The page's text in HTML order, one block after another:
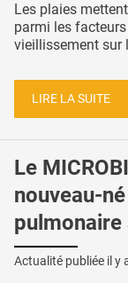
Les plaies
parmi les
vieillissement sur
LIRE LA SUITE
Le
nouveau-
pulmonaire
Actualité publiée il y